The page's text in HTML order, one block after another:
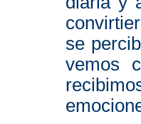
se
vemos